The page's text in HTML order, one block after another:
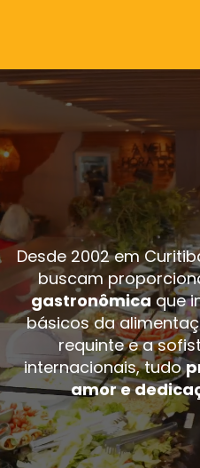
Desde 2002 em
buscam
gastronômicaque
básicos da
requinte e a
internacionais, tudo
amor e